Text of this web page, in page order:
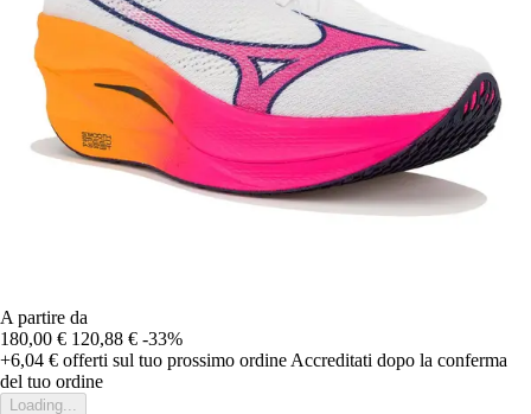
A partire da
180,00 € 120,88 € -33%
+6,04 € offerti sul tuo prossimo ordine Accreditati dopo la conferma
del tuo ordine
Loading...